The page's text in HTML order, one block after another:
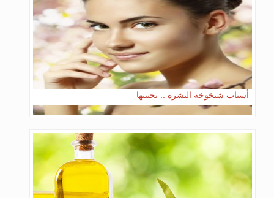
أسباب شيخوخة البشرة .. تجنبيها